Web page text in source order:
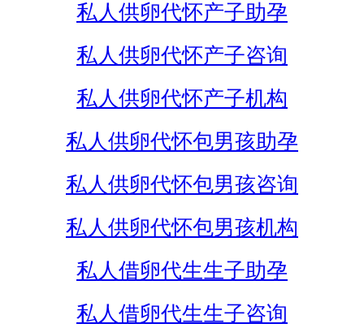
私人供卵代怀产子助孕
私人供卵代怀产子咨询
私人供卵代怀产子机构
私人供卵代怀包男孩助孕
私人供卵代怀包男孩咨询
私人供卵代怀包男孩机构
私人借卵代生生子助孕
私人借卵代生生子咨询